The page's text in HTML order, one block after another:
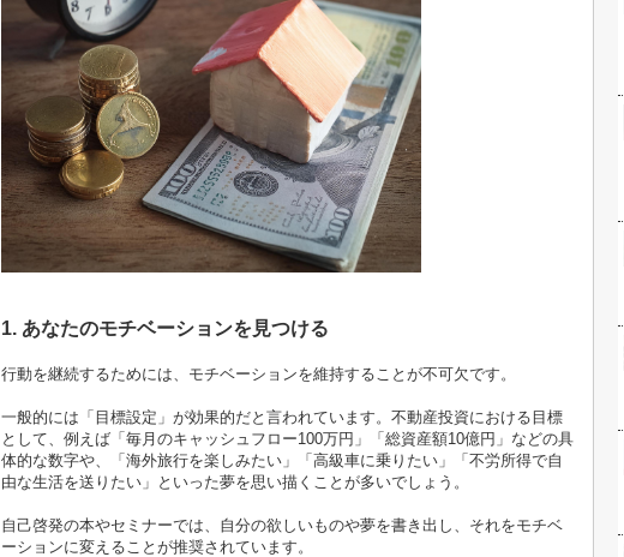
1. あなたのモチベーションを見つける
行動を継続するためには、モチベーションを維持することが不可欠です。
一般的には「目標設定」が効果的だと言われています。不動産投資における目標
として、例えば「毎月のキャッシュフロー100万円」「総資産額10億円」などの具
体的な数字や、「海外旅行を楽しみたい」「高級車に乗りたい」「不労所得で自
由な生活を送りたい」といった夢を思い描くことが多いでしょう。
自己啓発の本やセミナーでは、自分の欲しいものや夢を書き出し、それをモチベ
ーションに変えることが推奨されています。